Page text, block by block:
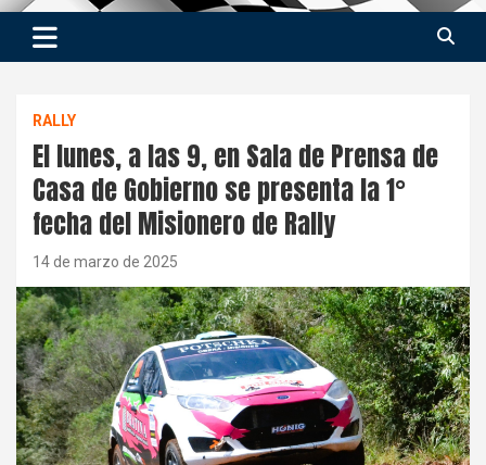
RALLY
El lunes, a las 9, en Sala de Prensa de
Casa de Gobierno se presenta la 1°
fecha del Misionero de Rally
14 de marzo de 2025